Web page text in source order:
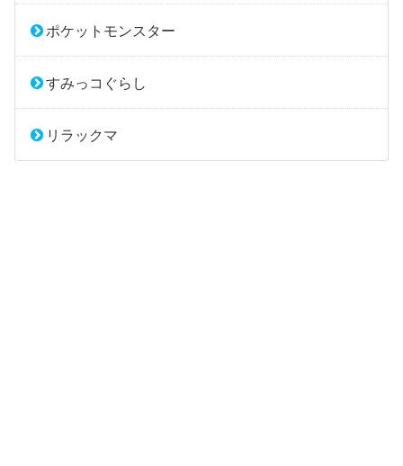
ポケットモンスター
すみっコぐらし
リラックマ